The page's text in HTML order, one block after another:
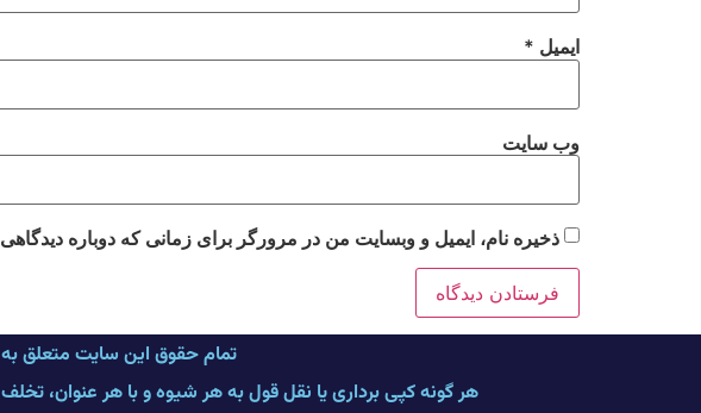
ایمیل *
وب‌ سایت
ذخیره نام، ایمیل و وبسایت من در مرورگر برای زمانی که دوباره
تمام حقوق این سایت متعلق
هر گونه کپی برداری یا نقل قول به هر شیوه و با هر عنوان،